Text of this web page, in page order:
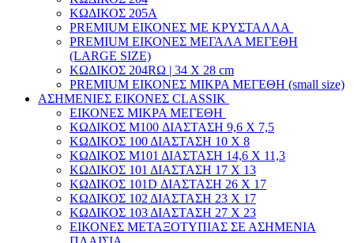
ΚΩΔΙΚΟΣ 205A
PREMIUM ΕΙΚΟΝΕΣ ΜΕ ΚΡΥΣΤΑΛΛΑ
PREMIUM ΕΙΚΟΝΕΣ ΜΕΓΑΛΑ ΜΕΓΕΘΗ
(LARGE SIZE)
ΚΩΔΙΚΟΣ 204RΩ | 34 Χ 28 cm
PREMIUM ΕΙΚΟΝΕΣ ΜΙΚΡΑ ΜΕΓΕΘΗ (small size)
ΑΣΗΜΕΝΙΕΣ ΕΙΚΟΝΕΣ CLASSIK
ΕΙΚΟΝΕΣ ΜΙΚΡΑ ΜΕΓΕΘΗ
ΚΩΔΙΚΟΣ M100 ΔΙΑΣΤΑΣΗ 9,6 Χ 7,5
ΚΩΔΙΚΟΣ 100 ΔΙΑΣΤΑΣΗ 10 Χ 8
ΚΩΔΙΚΟΣ Μ101 ΔΙΑΣΤΑΣΗ 14,6 Χ 11,3
ΚΩΔΙΚΟΣ 101 ΔΙΑΣΤΑΣΗ 17 Χ 13
ΚΩΔΙΚΟΣ 101D ΔΙΑΣΤΑΣΗ 26 Χ 17
ΚΩΔΙΚΟΣ 102 ΔΙΑΣΤΑΣΗ 23 Χ 17
ΚΩΔΙΚΟΣ 103 ΔΙΑΣΤΑΣΗ 27 Χ 23
ΕΙΚΟΝΕΣ ΜΕΤΑΞΟΤΥΠΙΑΣ ΣΕ ΑΣΗΜΕΝΙΑ